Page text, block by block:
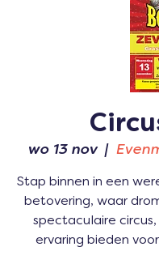
wo 13 nov
  |
Stap binnen in een
betovering, waar
spectaculaire
ervaring bieden